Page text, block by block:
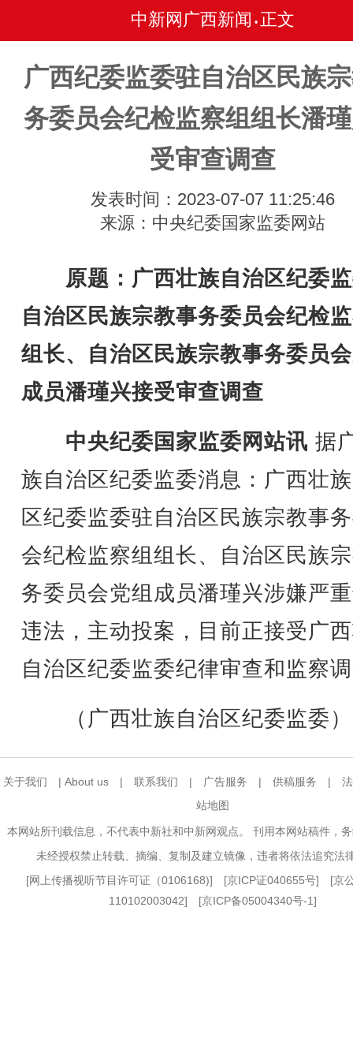
中新网广西新闻 • 正文
广西纪委监委驻自治区民族
务委员会纪检监察组组长潘
受审查调查
发表时间：2023-07-07 11:25:46
来源：中央纪委国家监委网站
原题：广西壮族自治区纪委
自治区民族宗教事务委员会纪检
组长、自治区民族宗教事务委员
成员潘瑾兴接受审查调查
中央纪委国家监委网站讯 据
族自治区纪委监委消息：广西壮
区纪委监委驻自治区民族宗教事
会纪检监察组组长、自治区民族
务委员会党组成员潘瑾兴涉嫌严
违法，主动投案，目前正接受广
自治区纪委监委纪律审查和监察
（广西壮族自治区纪委监委）
关于我们 | About us | 联系我们 | 广告服务 | 供稿服务 |
站地图
本网站所刊载信息，不代表中新社和中新网观点。 刊用本网站稿件，
未经授权禁止转载、摘编、复制及建立镜像，违者将依法追究法
[网上传播视听节目许可证（0106168)] [京ICP证040655号] [京
110102003042] [京ICP备05004340号-1]